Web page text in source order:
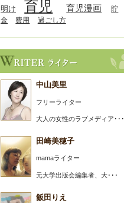
明け
育児 育児漫画
貯
金
費用 過ごし方
中山美里
フリーライター
大人の女性のラブメディア･･･
田崎美穂子
mamaライター
元大学出版会編集者、大･･･
飯田りえ